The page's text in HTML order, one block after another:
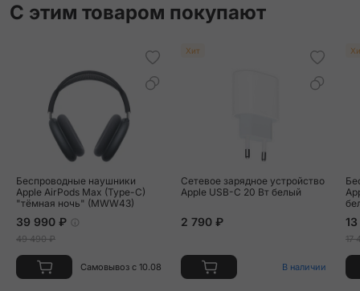
С этим товаром покупают
Беспроводные наушники
Apple AirPods Max (Type-C)
"тёмная ночь" (MWW43)
39 990 ₽
49 490 ₽
Самовывоз с 10.08
Хит
Сетевое зарядное устройство
Apple USB-C 20 Вт белый
2 790 ₽
В наличии
17